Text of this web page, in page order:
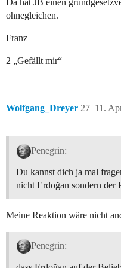
Da hat JB einen
ohnegleichen.
Franz
2 „Gefällt mir“
Wolfgang_Dreyer 11.
27
Penegrin:
Du kannst dich ja mal
nicht Erdoğan sondern der
Meine Reaktion wäre nicht
Penegrin: